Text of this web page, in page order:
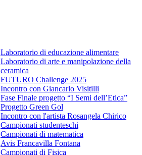
Laboratorio di educazione alimentare
Laboratorio di arte e manipolazione della
ceramica
FUTURO Challenge 2025
Incontro con Giancarlo Visitilli
Fase Finale progetto “I Semi dell’Etica”
Progetto Green Gol
Incontro con l'artista Rosangela Chirico
Campionati studenteschi
Campionati di matematica
Avis Francavilla Fontana
Campionati di Fisica